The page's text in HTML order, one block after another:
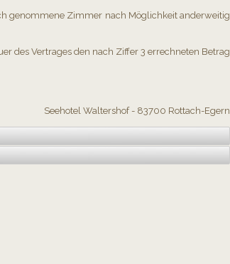
genommene Zimmer nach Möglichkeit anderweitig
des Vertrages den nach Ziffer 3 errechneten Betrag
Seehotel Waltershof - 83700 Rottach-Egern